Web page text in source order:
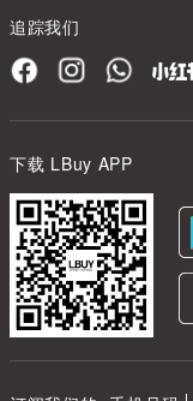
追踪我们
下载 LBuy APP